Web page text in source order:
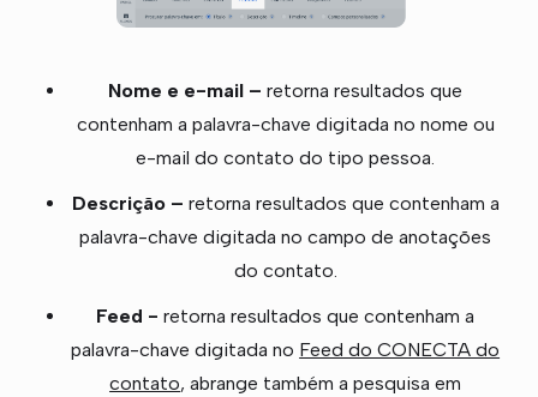
Nome e e-mail –retorna resultados que
contenham a palavra-chave digitada no nome ou
e-mail do contato do tipo pessoa.
Descrição – retorna resultados que contenham a
palavra-chave digitada no campo de anotações
do contato.
Feed -retorna resultados que contenham a
palavra-chave digitada no Feed do CONECTA do
contato, abrange também a pesquisa em